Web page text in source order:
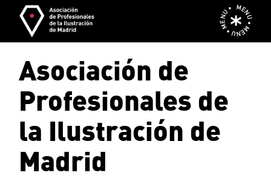
content
MENU • MENU • MENU •
Asociación de
Profesionales de
la Ilustración de
Madrid